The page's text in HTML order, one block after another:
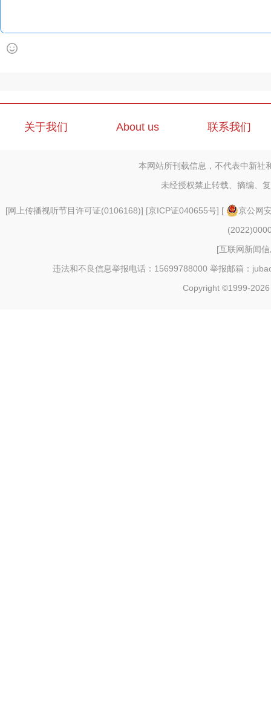
关于我们 About us 联系我们
本网站所刊载信息，不代表中新社
未经授权禁止转载、摘编、
[网上传播视听节目许可证(0106168)] [京ICP证040655号] [
京公网
[互联网新闻
违法和不良信息举报电话：15699788000 举报邮箱：
Copyright ©1999-